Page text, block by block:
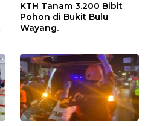
KTH Tanam 3.200 Bibit
Pohon di Bukit Bulu
Wayang.